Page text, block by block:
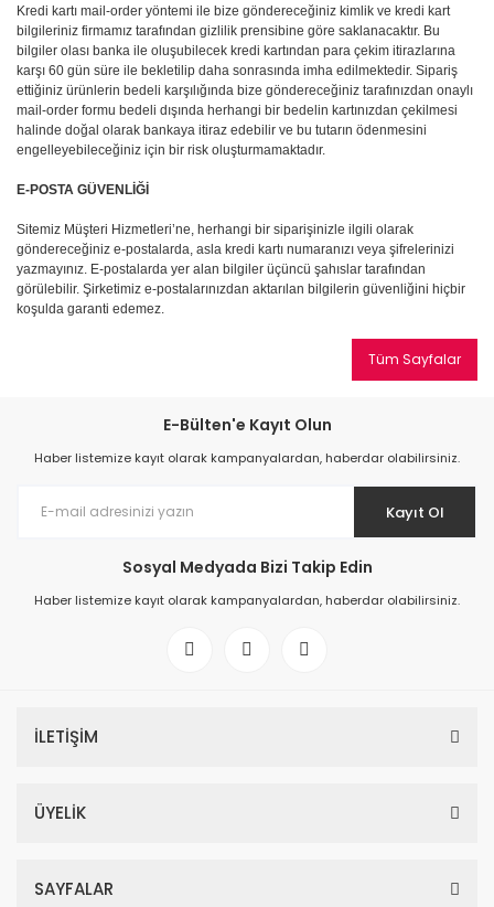
Kredi kartı mail-order yöntemi ile bize göndereceğiniz kimlik ve kredi kart
bilgileriniz firmamız tarafından gizlilik prensibine göre saklanacaktır. Bu
bilgiler olası banka ile oluşubilecek kredi kartından para çekim itirazlarına
karşı 60 gün süre ile bekletilip daha sonrasında imha edilmektedir. Sipariş
ettiğiniz ürünlerin bedeli karşılığında bize göndereceğiniz tarafınızdan onaylı
mail-order formu bedeli dışında herhangi bir bedelin kartınızdan çekilmesi
halinde doğal olarak bankaya itiraz edebilir ve bu tutarın ödenmesini
engelleyebileceğiniz için bir risk oluşturmamaktadır.
E-POSTA GÜVENLİĞİ
Sitemiz Müşteri Hizmetleri’ne, herhangi bir siparişinizle ilgili olarak
göndereceğiniz e-postalarda, asla kredi kartı numaranızı veya şifrelerinizi
yazmayınız. E-postalarda yer alan bilgiler üçüncü şahıslar tarafından
görülebilir. Şirketimiz e-postalarınızdan aktarılan bilgilerin güvenliğini hiçbir
koşulda garanti edemez.
Tüm Sayfalar
E-Bülten'e Kayıt Olun
Haber listemize kayıt olarak kampanyalardan, haberdar olabilirsiniz.
Kayıt Ol
Sosyal Medyada Bizi Takip Edin
Haber listemize kayıt olarak kampanyalardan, haberdar olabilirsiniz.
İLETİŞİM
ÜYELİK
SAYFALAR